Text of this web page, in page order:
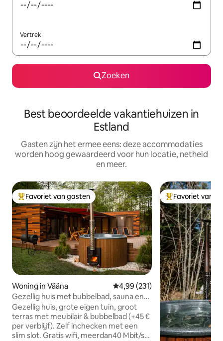
Vertrek
Zoeken
Best beoordeelde vakantiehuizen in
Estland
Gasten zijn het ermee eens: deze accommodaties
worden hoog gewaardeerd voor hun locatie, netheid
en meer.
Topfavoriet van gasten
Favoriet van gasten
Woning in Vääna Gemiddelde beoordeling van
4,99 (231)
Gezellig huis met bubbelbad, sauna en
grote privétuin
Gezellig huis, grote eigen tuin, groot
terras met meubilair & bubbelbad (+45 €
per verblijf). Zelf inchecken met een
slim slot. Gratis wifi, meerdan40 Mbit/s
Topfavoriet van
Favoriet van